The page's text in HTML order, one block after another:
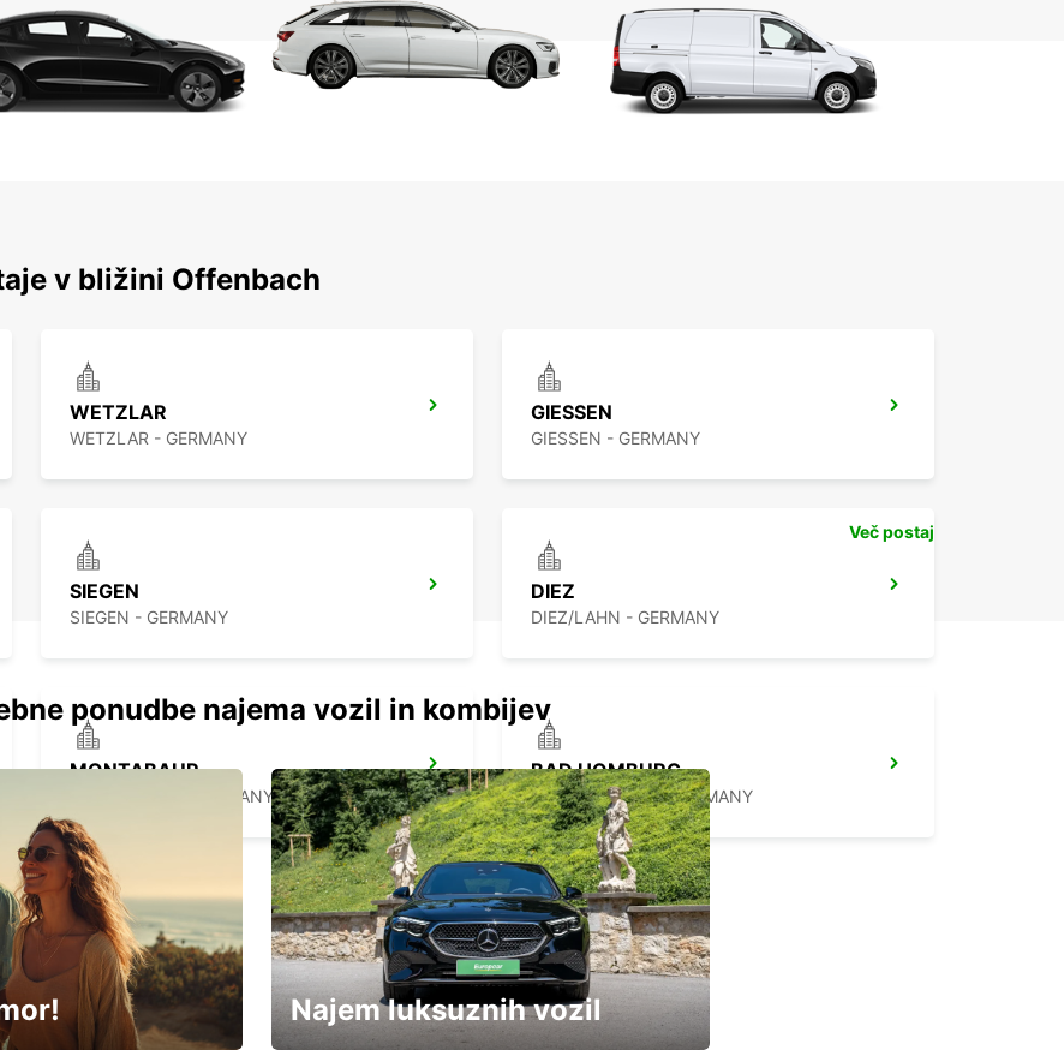
v bližini Offenbach
WETZLAR
WETZLAR - GERMANY
GIESSEN
GIESSEN - GERMANY
SIEGEN
SIEGEN - GERMANY
DIEZ
DIEZ/LAHN - GERMANY
MONTABAUR
MONTABAUR - GERMANY
BAD HOMBURG
BAD HOMBURG - GERMANY
Več postaj
ponudbe najema vozil in kombijev
Najem luksuznih vozil